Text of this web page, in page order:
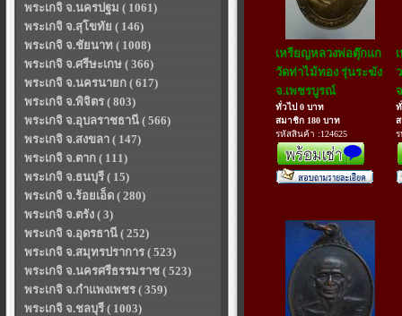
พระเกจิ จ.นครปฐม ( 1061)
พระเกจิ จ.สุโขทัย ( 146)
พระเกจิ จ.ชัยนาท ( 1008)
พระเกจิ จ.ศรีษะเกษ ( 366)
พระเกจิ จ.นครนายก ( 617)
พระเกจิ จ.พิจิตร ( 803)
พระเกจิ จ.อุบลราชธานี ( 566)
พระเกจิ จ.สงขลา ( 147)
พระเกจิ จ.ตาก ( 111)
พระเกจิ จ.ธนบุรี ( 15)
พระเกจิ จ.ร้อยเอ็ด ( 280)
พระเกจิ จ.ตรัง ( 3)
พระเกจิ จ.อุดรธานี ( 252)
พระเกจิ จ.สมุทรปราการ ( 523)
พระเกจิ จ.นครศรีธรรมราช ( 523)
พระเกจิ จ.กำแพงเพชร ( 359)
พระเกจิ จ.ชลบุรี ( 1003)
เหรียญหลวงพ่อตุ๊กแก
วัดท่าไม้ทอง รุ่นระฆัง
จ.เพชรบูรณ์
ทั่วไป 0 บาท
สมาชิก 180 บาท
รหัสสินค้า :124625